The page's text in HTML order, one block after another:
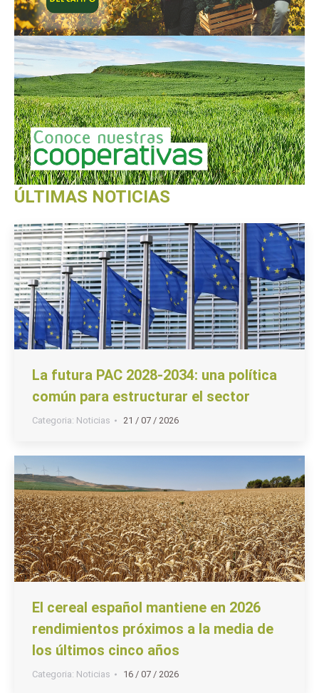
ÚLTIMAS NOTICIAS
La futura PAC 2028-2034: una política
común para estructurar el sector
Categoria: Noticias 21 / 07 / 2026
El cereal español mantiene en 2026
rendimientos próximos a la media de
los últimos cinco años
Categoria: Noticias 16 / 07 / 2026